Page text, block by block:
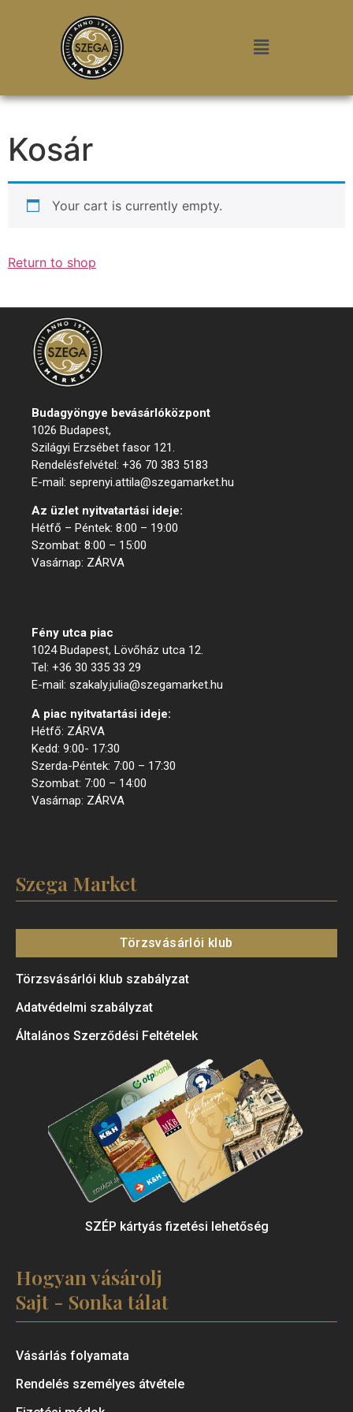
Kosár
Your cart is currently empty.
Return to shop
Budagyöngye bevásárlóközpont
1026 Budapest,
Szilágyi Erzsébet fasor 121.
Rendelésfelvétel: +36 70 383 5183
E-mail: seprenyi.attila@szegamarket.hu
Az üzlet nyitvatartási ideje:
Hétfő – Péntek: 8:00 – 19:00
Szombat: 8:00 – 15:00
Vasárnap: ZÁRVA
Fény utca piac
1024 Budapest, Lövőház utca 12.
Tel: +36 30 335 33 29
E-mail: szakaly.julia@szegamarket.hu
A piac nyitvatartási ideje:
Hétfő: ZÁRVA
Kedd: 9:00- 17:30
Szerda-Péntek: 7:00 – 17:30
Szombat: 7:00 – 14:00
Vasárnap: ZÁRVA
Szega Market
Törzsvásárlói klub
Törzsvásárlói klub szabályzat
Adatvédelmi szabályzat
Általános Szerződési Feltételek
SZÉP kártyás fizetési lehetőség
Hogyan vásárolj
Sajt - Sonka tálat
Vásárlás folyamata
Rendelés személyes átvétele